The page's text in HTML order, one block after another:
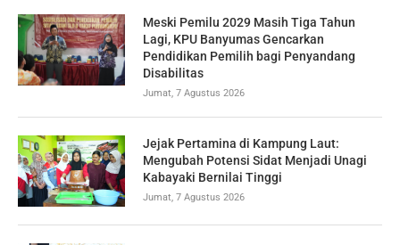
Meski Pemilu 2029 Masih Tiga Tahun
Lagi, KPU Banyumas Gencarkan
Pendidikan Pemilih bagi Penyandang
Disabilitas
Jumat, 7 Agustus 2026
Jejak Pertamina di Kampung Laut:
Mengubah Potensi Sidat Menjadi Unagi
Kabayaki Bernilai Tinggi
Jumat, 7 Agustus 2026